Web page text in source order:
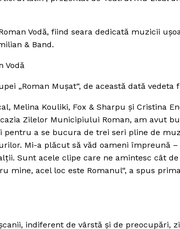
Vodă, fiind seara dedicată muzicii
& Band.
Vodă
„Roman Muşat“, de această dată vedeta
Melina Kouliki, Fox & Sharpu şi Cristina
Zilelor Municipiului Roman, am avut
a se bucura de trei seri pline de
Mi-a plăcut să văd oameni împreună
Sunt acele clipe care ne amintesc cât
acel loc este Romanul“, a spus
indiferent de vârstă şi de preocupări,